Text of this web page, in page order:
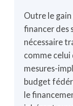
Outre le
financer des
nécessaire
comme celui
mesures-
budget
le